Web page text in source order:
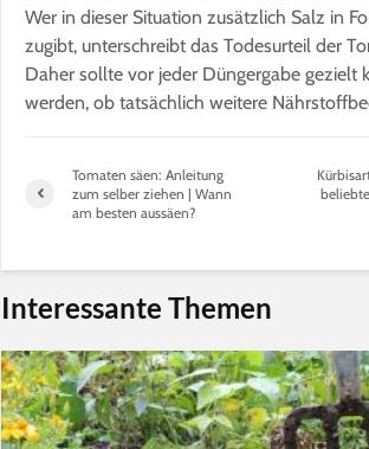
Wer in dieser Situation zusätzlich Salz in
zugibt, unterschreibt das Todesurteil der
Daher sollte vor jeder Düngergabe gezielt
werden, ob tatsächlich weitere
Tomaten säen: Anleitung
zum selber ziehen | Wann
am besten aussäen?
Interessante Themen